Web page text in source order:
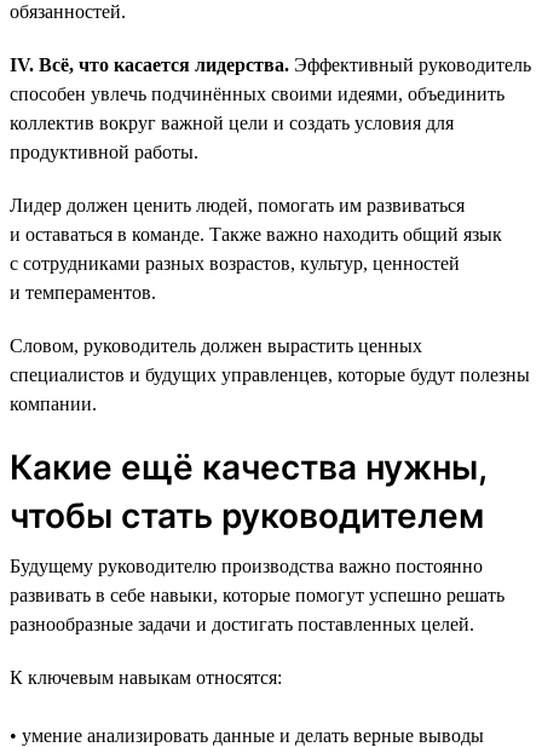
обязанностей.
IV. Всё, что касается лидерства. Эффективный руководитель
способен увлечь подчинённых своими идеями, объединить
коллектив вокруг важной цели и создать условия для
продуктивной работы.
Лидер должен ценить людей, помогать им развиваться
и оставаться в команде. Также важно находить общий язык
с сотрудниками разных возрастов, культур, ценностей
и темпераментов.
Словом, руководитель должен вырастить ценных
специалистов и будущих управленцев, которые будут полезны
компании.
Какие ещё качества нужны,
чтобы стать руководителем
Будущему руководителю производства важно постоянно
развивать в себе навыки, которые помогут успешно решать
разнообразные задачи и достигать поставленных целей.
К ключевым навыкам относятся:
• умение анализировать данные и делать верные выводы